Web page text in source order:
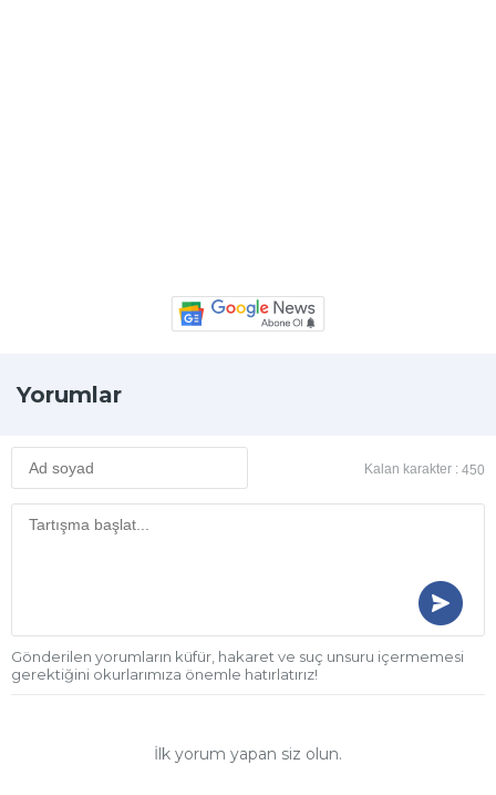
Yorumlar
Kalan karakter : 450
Gönderilen yorumların küfür, hakaret ve suç unsuru içermemesi
gerektiğini okurlarımıza önemle hatırlatırız!
İlk yorum yapan siz olun.